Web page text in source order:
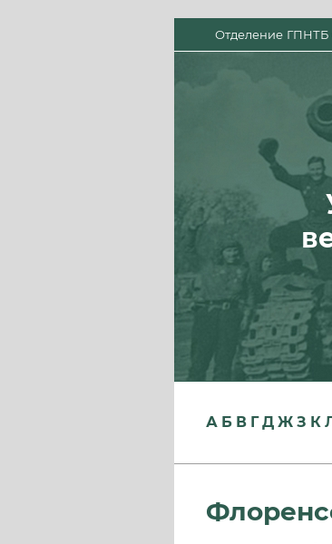
Отделение
А Б В Г Д Ж З К